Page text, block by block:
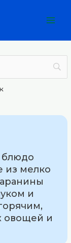
блюдо
из мелко
и
овощей и